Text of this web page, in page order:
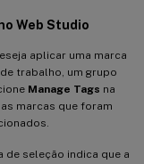
Web Studio
aplicar uma marca
trabalho, um grupo
Manage Tags na
marcas que foram
de seleção indica que a